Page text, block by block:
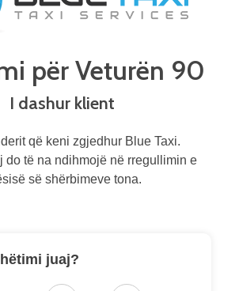
për Veturën 90
I dashur klient
që keni zgjedhur Blue Taxi.
do të na ndihmojë në rregullimin e
së shërbimeve tona.
juaj?